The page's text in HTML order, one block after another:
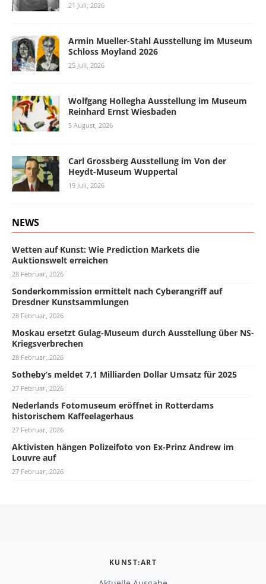
21 Juli, 2026
Armin Mueller-Stahl Ausstellung im Museum
Schloss Moyland 2026
25 Juli, 2026
Wolfgang Hollegha Ausstellung im Museum
Reinhard Ernst Wiesbaden
5 August, 2026
Carl Grossberg Ausstellung im Von der
Heydt-Museum Wuppertal
19 Juli, 2026
NEWS
Wetten auf Kunst: Wie Prediction Markets die
Auktionswelt erreichen
28 Februar, 2026
Sonderkommission ermittelt nach Cyberangriff auf
Dresdner Kunstsammlungen
28 Februar, 2026
Moskau ersetzt Gulag-Museum durch Ausstellung über NS-
Kriegsverbrechen
28 Februar, 2026
Sotheby’s meldet 7,1 Milliarden Dollar Umsatz für 2025
27 Februar, 2026
Nederlands Fotomuseum eröffnet in Rotterdams
historischem Kaffeelagerhaus
27 Februar, 2026
Aktivisten hängen Polizeifoto von Ex-Prinz Andrew im
Louvre auf
27 Februar, 2026
KUNST:ART